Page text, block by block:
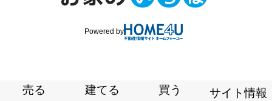
Powered by
売る 建てる 買う サイト情報